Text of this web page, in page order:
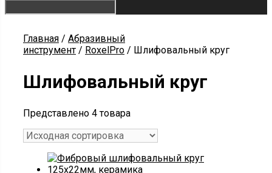
Главная / Абразивный
инструмент / RoxelPro / Шлифовальный круг
Шлифовальный круг
Представлено 4 товара